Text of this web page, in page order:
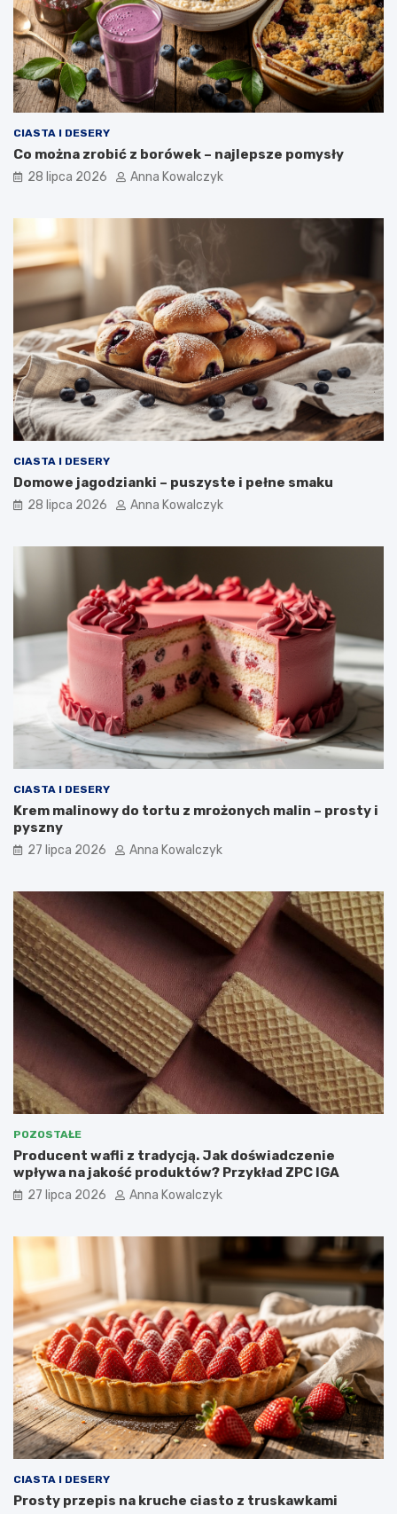
CIASTA I DESERY
Co można zrobić z borówek – najlepsze pomysły
28 lipca 2026 Anna Kowalczyk
CIASTA I DESERY
Domowe jagodzianki – puszyste i pełne smaku
28 lipca 2026 Anna Kowalczyk
CIASTA I DESERY
Krem malinowy do tortu z mrożonych malin – prosty i
pyszny
27 lipca 2026 Anna Kowalczyk
POZOSTAŁE
Producent wafli z tradycją. Jak doświadczenie
wpływa na jakość produktów? Przykład ZPC IGA
27 lipca 2026 Anna Kowalczyk
CIASTA I DESERY
Prosty przepis na kruche ciasto z truskawkami